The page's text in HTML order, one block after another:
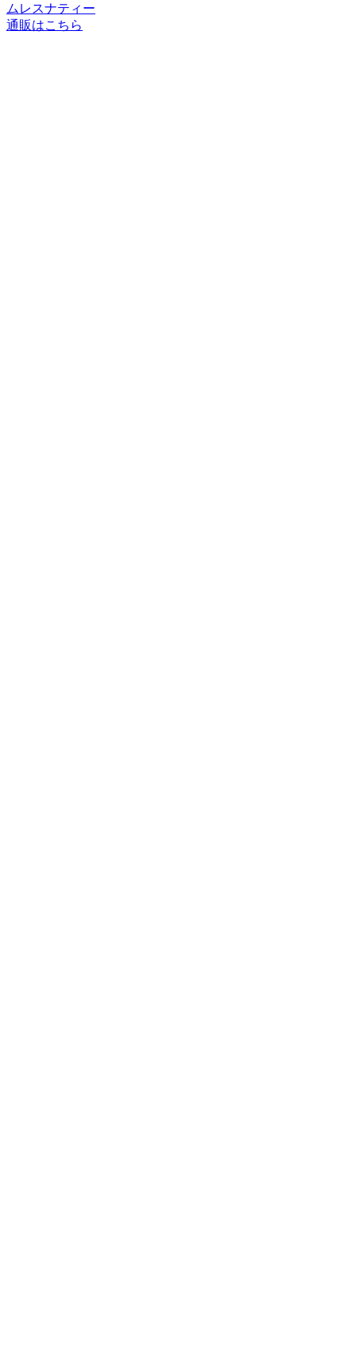
ムレスナティー
通販はこちら